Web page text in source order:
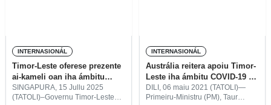
INTERNASIONÁL
Timor-Leste oferese prezente
ai-kameli oan iha ámbitu
aniversáriu Singapura ba
dala-60
SINGAPURA, 15 Jullu 2025
(TATOLI)–Governu Timor-Leste
INTERNASIONÁL
Austrália reitera apoiu Timor-
Leste iha ámbitu COVID-19 no
dezastre naturál
DILI, 06 maiu 2021 (TATOLI)—
Primeiru-Ministru (PM), Taur